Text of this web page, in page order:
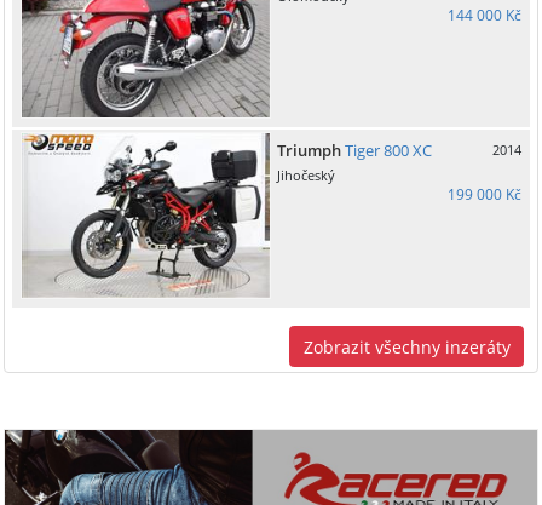
144 000 Kč
TriumphTiger 800 XC
2014
Jihočeský
199 000 Kč
Zobrazit všechny inzeráty